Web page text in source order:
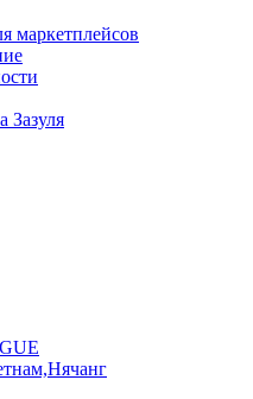
маркетплейсов
Зазуля